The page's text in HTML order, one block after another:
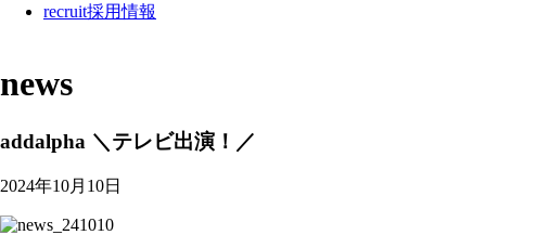
recruit採用情報
news
addalpha ＼テレビ出演！／
2024年10月10日